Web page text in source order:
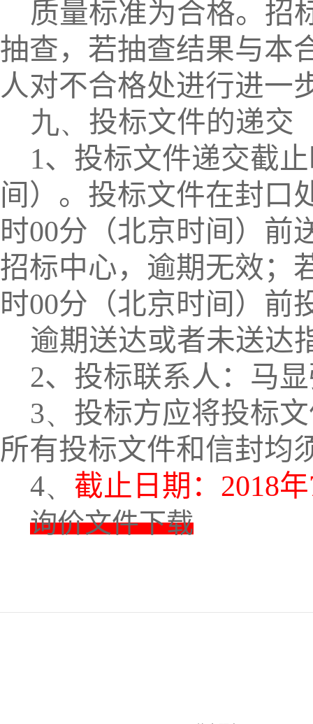
质量标准为合格。招
抽查，若抽查结果与本
人对不合格处进行进一
九、 投标文件的递交
1、投标文件递交截
间）。投标文件在封口
时00分（北京时间）前
招标中心，逾期无效；
时00分（北京时间）前
逾期送达或者未送达
2、投标联系人：马
3、 投标方应将投标
所有投标文件和信封均
4、 截止日期： 2018年
询价文件下载